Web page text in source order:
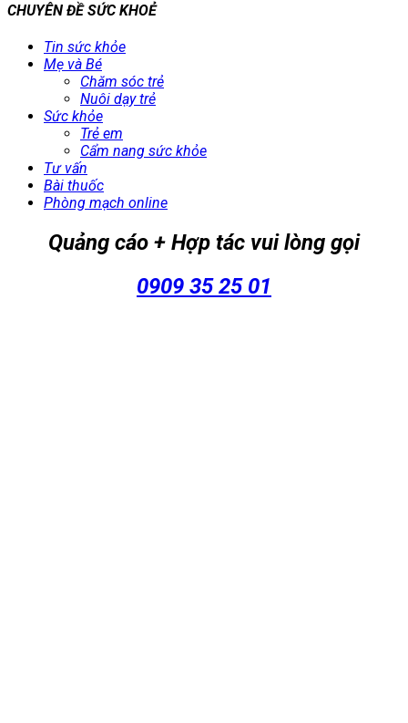
CHUYÊN ĐỀ SỨC KHOẺ
Tin sức khỏe
Mẹ và Bé
Chăm sóc trẻ
Nuôi dạy trẻ
Sức khỏe
Trẻ em
Cẩm nang sức khỏe
Tư vấn
Bài thuốc
Phòng mạch online
Quảng cáo + Hợp tác vui lòng gọi
0909 35 25 01